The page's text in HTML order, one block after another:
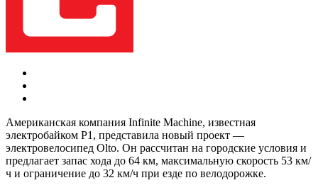
Американская компания Infinite Machine, известная
электробайком P1, представила новый проект —
электровелосипед Olto. Он рассчитан на городские условия и
предлагает запас хода до 64 км, максимальную скорость 53 км/
ч и ограничение до 32 км/ч при езде по велодорожке.